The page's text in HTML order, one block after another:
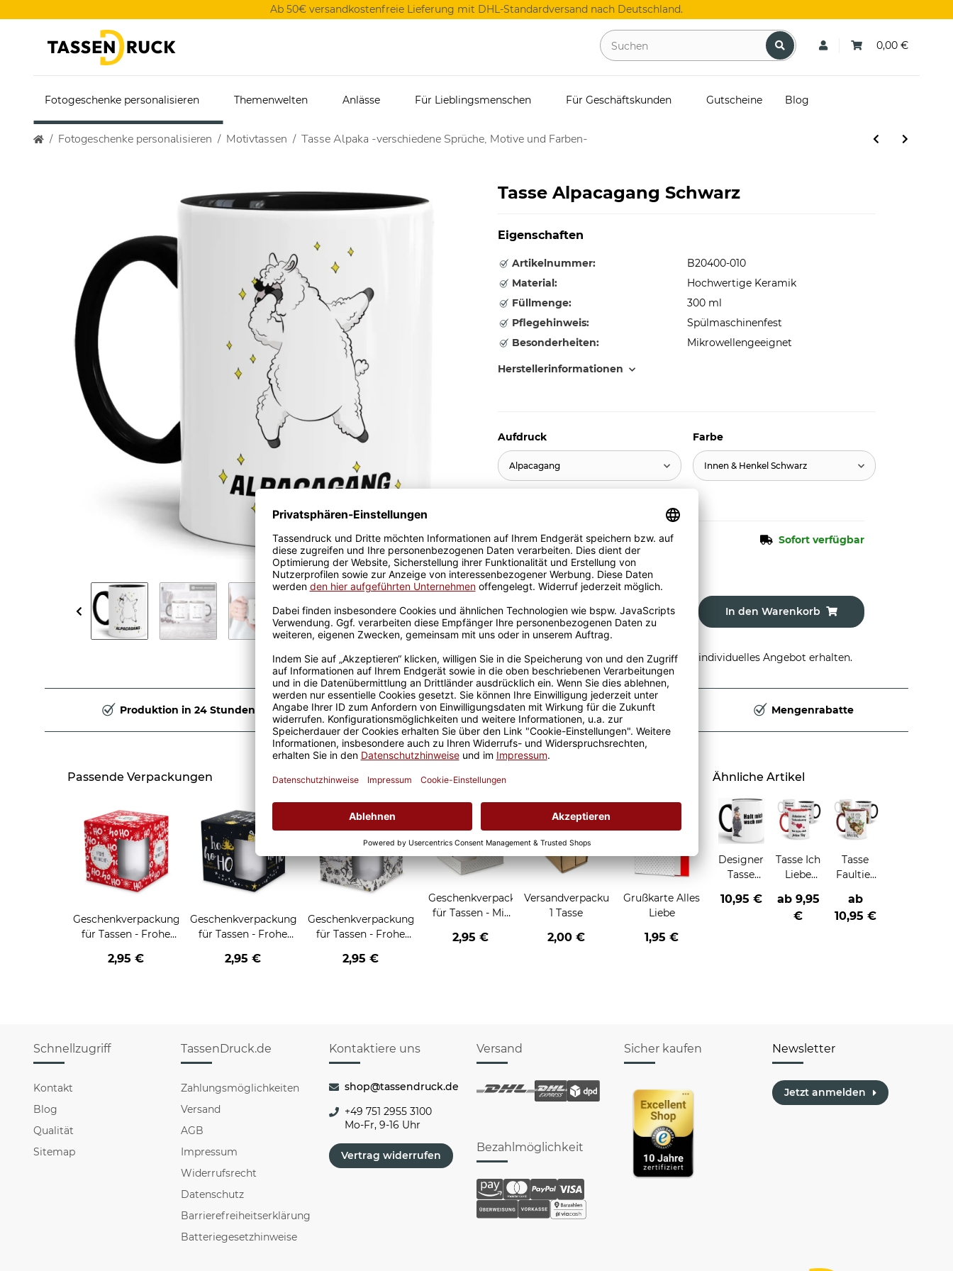
Ab 50€ versandkostenfreie Lieferung mit DHL-Standardversand nach Deutschland.
0,00 €
Fotogeschenke personalisieren Themenwelten Anlässe Für Lieblingsmenschen Für Geschäftskunden Gutscheine Blog
Fotogeschenke personalisieren Motivtassen Tasse Alpaka -verschiedene Sprüche, Motive und Farben-
Tasse Alpacagang Schwarz
Eigenschaften
Artikelnummer:
B20400-010
Material:
Hochwertige Keramik
Füllmenge:
300 ml
Pflegehinweis:
Spülmaschinenfest
Besonderheiten:
Mikrowellengeeignet
Herstellerinformationen
Aufdruck
Alpacagang
Farbe
Innen & Henkel Schwarz
11,95 € Sofort verfügbar
inkl. 19% MwSt. , zzgl.Versand
Stk In den Warenkorb
Größere Stückzahl? Anfrage stellen und individuelles Angebot erhalten.
Produktion in 24 Stunden Sicherer Kauf Auf Rechnung Produktion in Deutschland Mengenrabatte
Passende Verpackungen
Geschenkverpackung
für Tassen - Frohe
HO HO - rot
2,95 €
Geschenkverpackung
für Tassen - Frohe
HO HO - schwarz
2,95 €
Geschenkverpackung
für Tassen - Frohe
Rentier
2,95 €
Grußkarten zum Verschenken
Geschenkverpackung
für Tassen - Mit
2,95 €
Versandverpackung
1 Tasse
2,00 €
Grußkarte Alles
Liebe
1,95 €
Ähnliche Artikel
Designer-
Tasse
Wolfgang
10,95 €
Tasse Ich
Liebe
jeden
Tag
ab 9,95
€
Tasse
Faultier
Spruch
ab
10,95 €
Schnellzugriff
Kontakt
Blog
Qualität
Sitemap
TassenDruck.de
Zahlungsmöglichkeiten
Versand
AGB
Impressum
Widerrufsrecht
Datenschutz
Barrierefreiheitserklärung
Batteriegesetzhinweise
Kontaktiere uns
shop@tassendruck.de
+49 751 2955 3100
Mo-Fr, 9-16 Uhr
Vertrag widerrufen
Versand
Bezahlmöglichkeit
Sicher kaufen Newsletter
Jetzt anmelden